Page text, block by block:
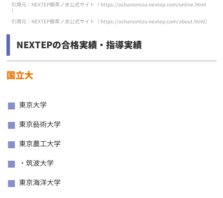
引用元：NEXTEP御茶ノ水公式サイト（ https://ochanomizu-nextep.com/online.html
）
引用元：NEXTEP御茶ノ水公式サイト（ https://ochanomizu-nextep.com/about.html）
NEXTEPの合格実績・指導実績
国立大
東京大学
東京藝術大学
東京農工大学
・筑波大学
東京海洋大学